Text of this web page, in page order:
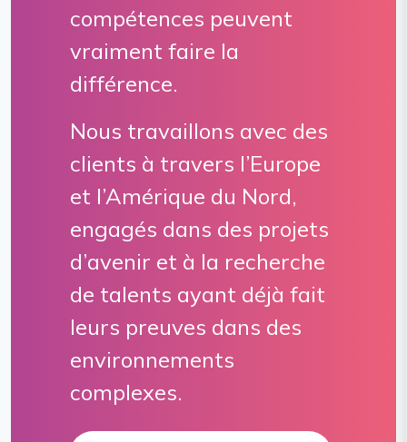
compétences peuvent
vraiment faire la
différence.
Nous travaillons avec des
clients à travers l’Europe
et l’Amérique du Nord,
engagés dans des projets
d’avenir et à la recherche
de talents ayant déjà fait
leurs preuves dans des
environnements
complexes.